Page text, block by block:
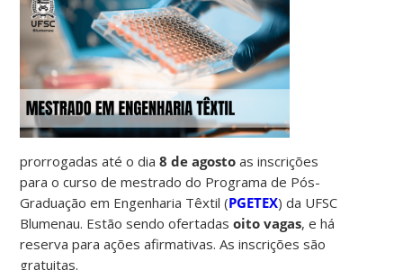
prorrogadas até o dia8 de agosto as inscrições
para o curso de mestrado do Programa de Pós-
Graduação em Engenharia Têxtil (PGETEX) da UFSC
Blumenau. Estão sendo ofertadasoito vagas, e há
reserva para ações afirmativas. As inscrições são
gratuitas.